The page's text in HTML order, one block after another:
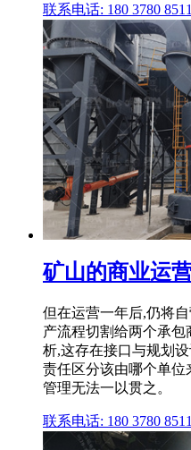
联系电话: 180 3780 8511
矿山的商业运
但在运营一年后,仍将
产流程切割给两个承
析,这存在接口与规划
责任区分该由哪个单位
管理无法一以贯之。
联系电话: 180 3780 8511